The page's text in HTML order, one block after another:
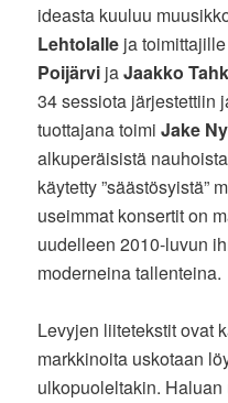
ideasta kuuluu
Lehtolalle ja toimittajille
Poijärvi jaJaakko
34 sessiota järjestettiin
tuottajana toimiJake
alkuperäisistä
käytetty ”säästösyistä”
useimmat konsertit on
uudelleen 2010-luvun
moderneina tallenteina.
Levyjen liitetekstit ovat
markkinoita uskotaan
ulkopuoleltakin.